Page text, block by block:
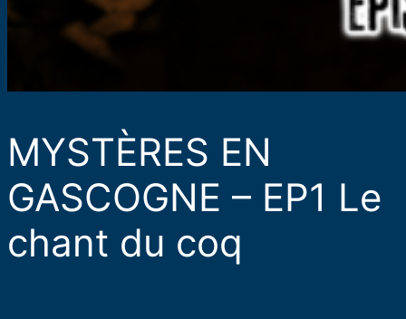
MYSTÈRES EN
GASCOGNE – EP1 Le
chant du coq